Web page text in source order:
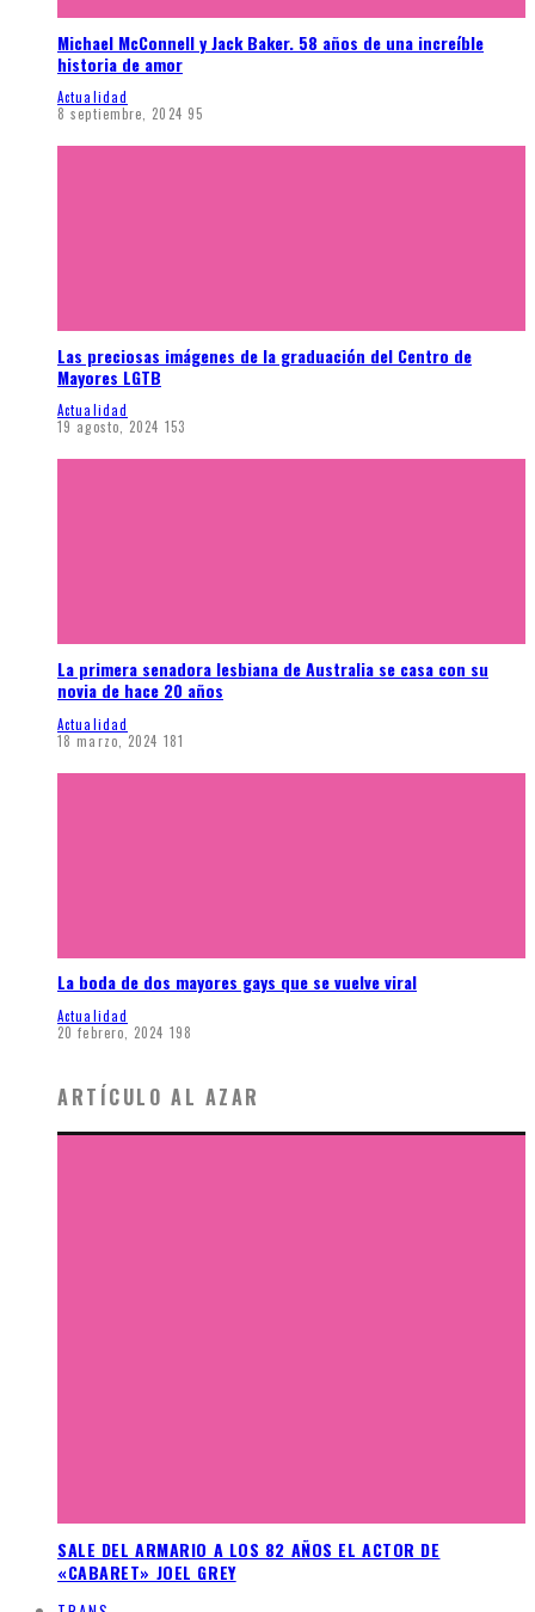
Michael McConnell y Jack Baker. 58 años de una increíble
historia de amor
Actualidad
8 septiembre, 2024 95
Las preciosas imágenes de la graduación del Centro de
Mayores LGTB
Actualidad
19 agosto, 2024 153
La primera senadora lesbiana de Australia se casa con su
novia de hace 20 años
Actualidad
18 marzo, 2024 181
La boda de dos mayores gays que se vuelve viral
Actualidad
20 febrero, 2024 198
ARTÍCULO AL AZAR
SALE DEL ARMARIO A LOS 82 AÑOS EL ACTOR DE
«CABARET» JOEL GREY